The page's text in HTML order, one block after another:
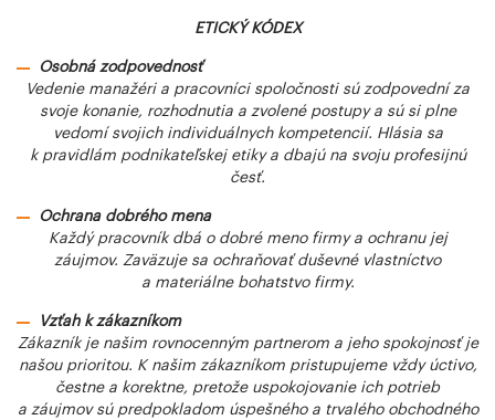
ETICKÝ KÓDEX
Osobná zodpovednosť
Vedenie manažéri a pracovníci spoločnosti sú zodpovední za
svoje konanie, rozhodnutia a zvolené postupy a sú si plne
vedomí svojich individuálnych kompetencií. Hlásia sa
k pravidlám podnikateľskej etiky a dbajú na svoju profesijnú
česť.
Ochrana dobrého mena
Každý pracovník dbá o dobré meno firmy a ochranu jej
záujmov. Zaväzuje sa ochraňovať duševné vlastníctvo
a materiálne bohatstvo firmy.
Vzťah k zákazníkom
Zákazník je našim rovnocenným partnerom a jeho spokojnosť je
našou prioritou. K našim zákazníkom pristupujeme vždy úctivo,
čestne a korektne, pretože uspokojovanie ich potrieb
a záujmov sú predpokladom úspešného a trvalého obchodného